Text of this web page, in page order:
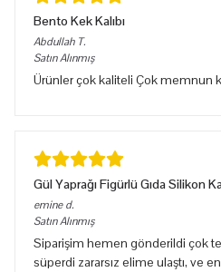
Bento Kek Kalıbı
Abdullah T.
Satın Alınmış
Ürünler çok kaliteli Çok memnun
Gül Yaprağı Figürlü Gıda Silikon
emine d.
Satın Alınmış
Siparişim hemen gönderildi çok
süperdi zararsız elime ulaştı, ve